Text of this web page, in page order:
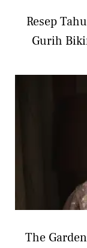
Resep
Gurih
The